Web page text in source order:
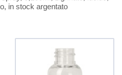
in stock argentato